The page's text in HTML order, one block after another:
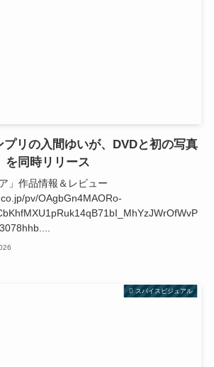
プリの入間ゆいが、DVDと初の写真
を同時リリース
」作品情報＆レビュー
pv/OAgbGn4MAORo-
スパイスビジュアル